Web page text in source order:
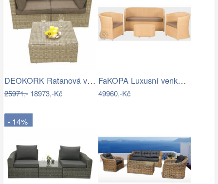
DEOKORK Ratanová variabilní sestava…
25971,-18973,-Kč
FaKOPA Luxusní venkovní sezení z…
49960,-Kč
- 14%